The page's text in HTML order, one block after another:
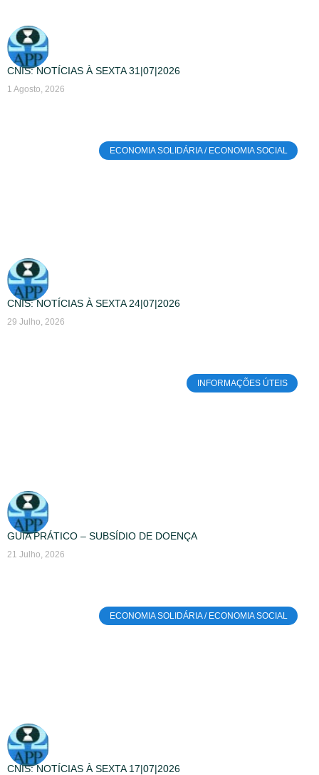
CNIS: NOTÍCIAS À SEXTA 31|07|2026
1 Agosto, 2026
ECONOMIA SOLIDÁRIA / ECONOMIA SOCIAL
CNIS: NOTÍCIAS À SEXTA 24|07|2026
29 Julho, 2026
INFORMAÇÕES ÚTEIS
GUIA PRÁTICO – SUBSÍDIO DE DOENÇA
21 Julho, 2026
ECONOMIA SOLIDÁRIA / ECONOMIA SOCIAL
CNIS: NOTÍCIAS À SEXTA 17|07|2026